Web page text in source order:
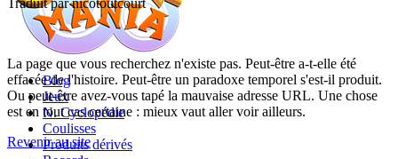
Blog
Jeux
N. Cyclopédie
Coulisses
Produits dérivés
La page que vous recherchez n'existe pas. Peut-être a-t-elle été
effacée de l'histoire. Peut-être un paradoxe temporel s'est-il produit.
Ou peut-être avez-vous tapé la mauvaise adresse URL. Une chose
est en tout cas certaine : mieux vaut aller voir ailleurs.
Revenir au site